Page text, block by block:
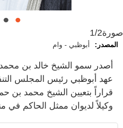
صورة1/2
المصدر: أبوظبي - وام
أصدر سمو الشيخ خالد بن محمد
عهد أبوظبي رئيس المجلس
قراراً بتعيين الشيخ محمد بن
وكيلاً لديوان ممثل الحاكم في